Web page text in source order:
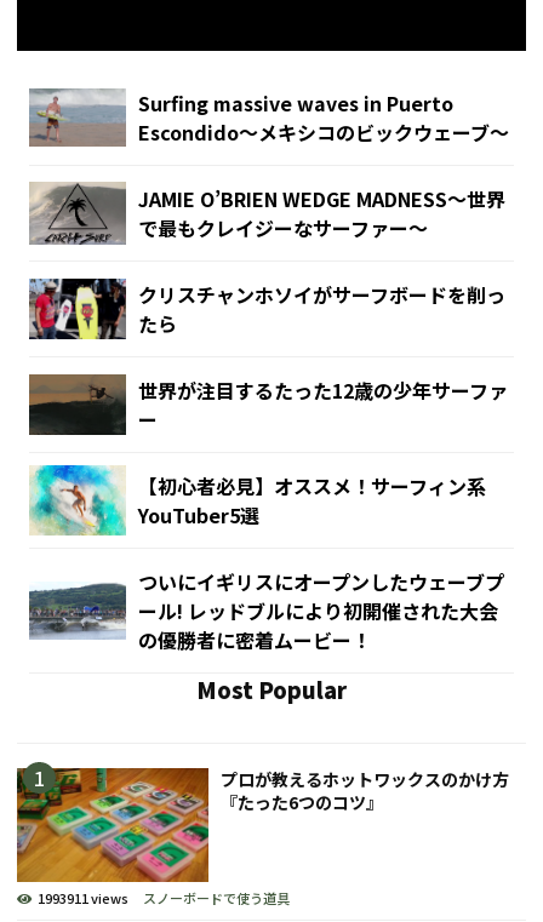
Surfing massive waves in Puerto
Escondido〜メキシコのビックウェーブ〜
JAMIE O’BRIEN WEDGE MADNESS〜世界
で最もクレイジーなサーファー〜
クリスチャンホソイがサーフボードを削っ
たら
世界が注目するたった12歳の少年サーファ
ー
【初心者必見】オススメ！サーフィン系
YouTuber5選
ついにイギリスにオープンしたウェーブプ
ール! レッドブルにより初開催された大会
の優勝者に密着ムービー！
Most Popular
プロが教えるホットワックスのかけ方
『たった6つのコツ』
1993911 views スノーボードで使う道具